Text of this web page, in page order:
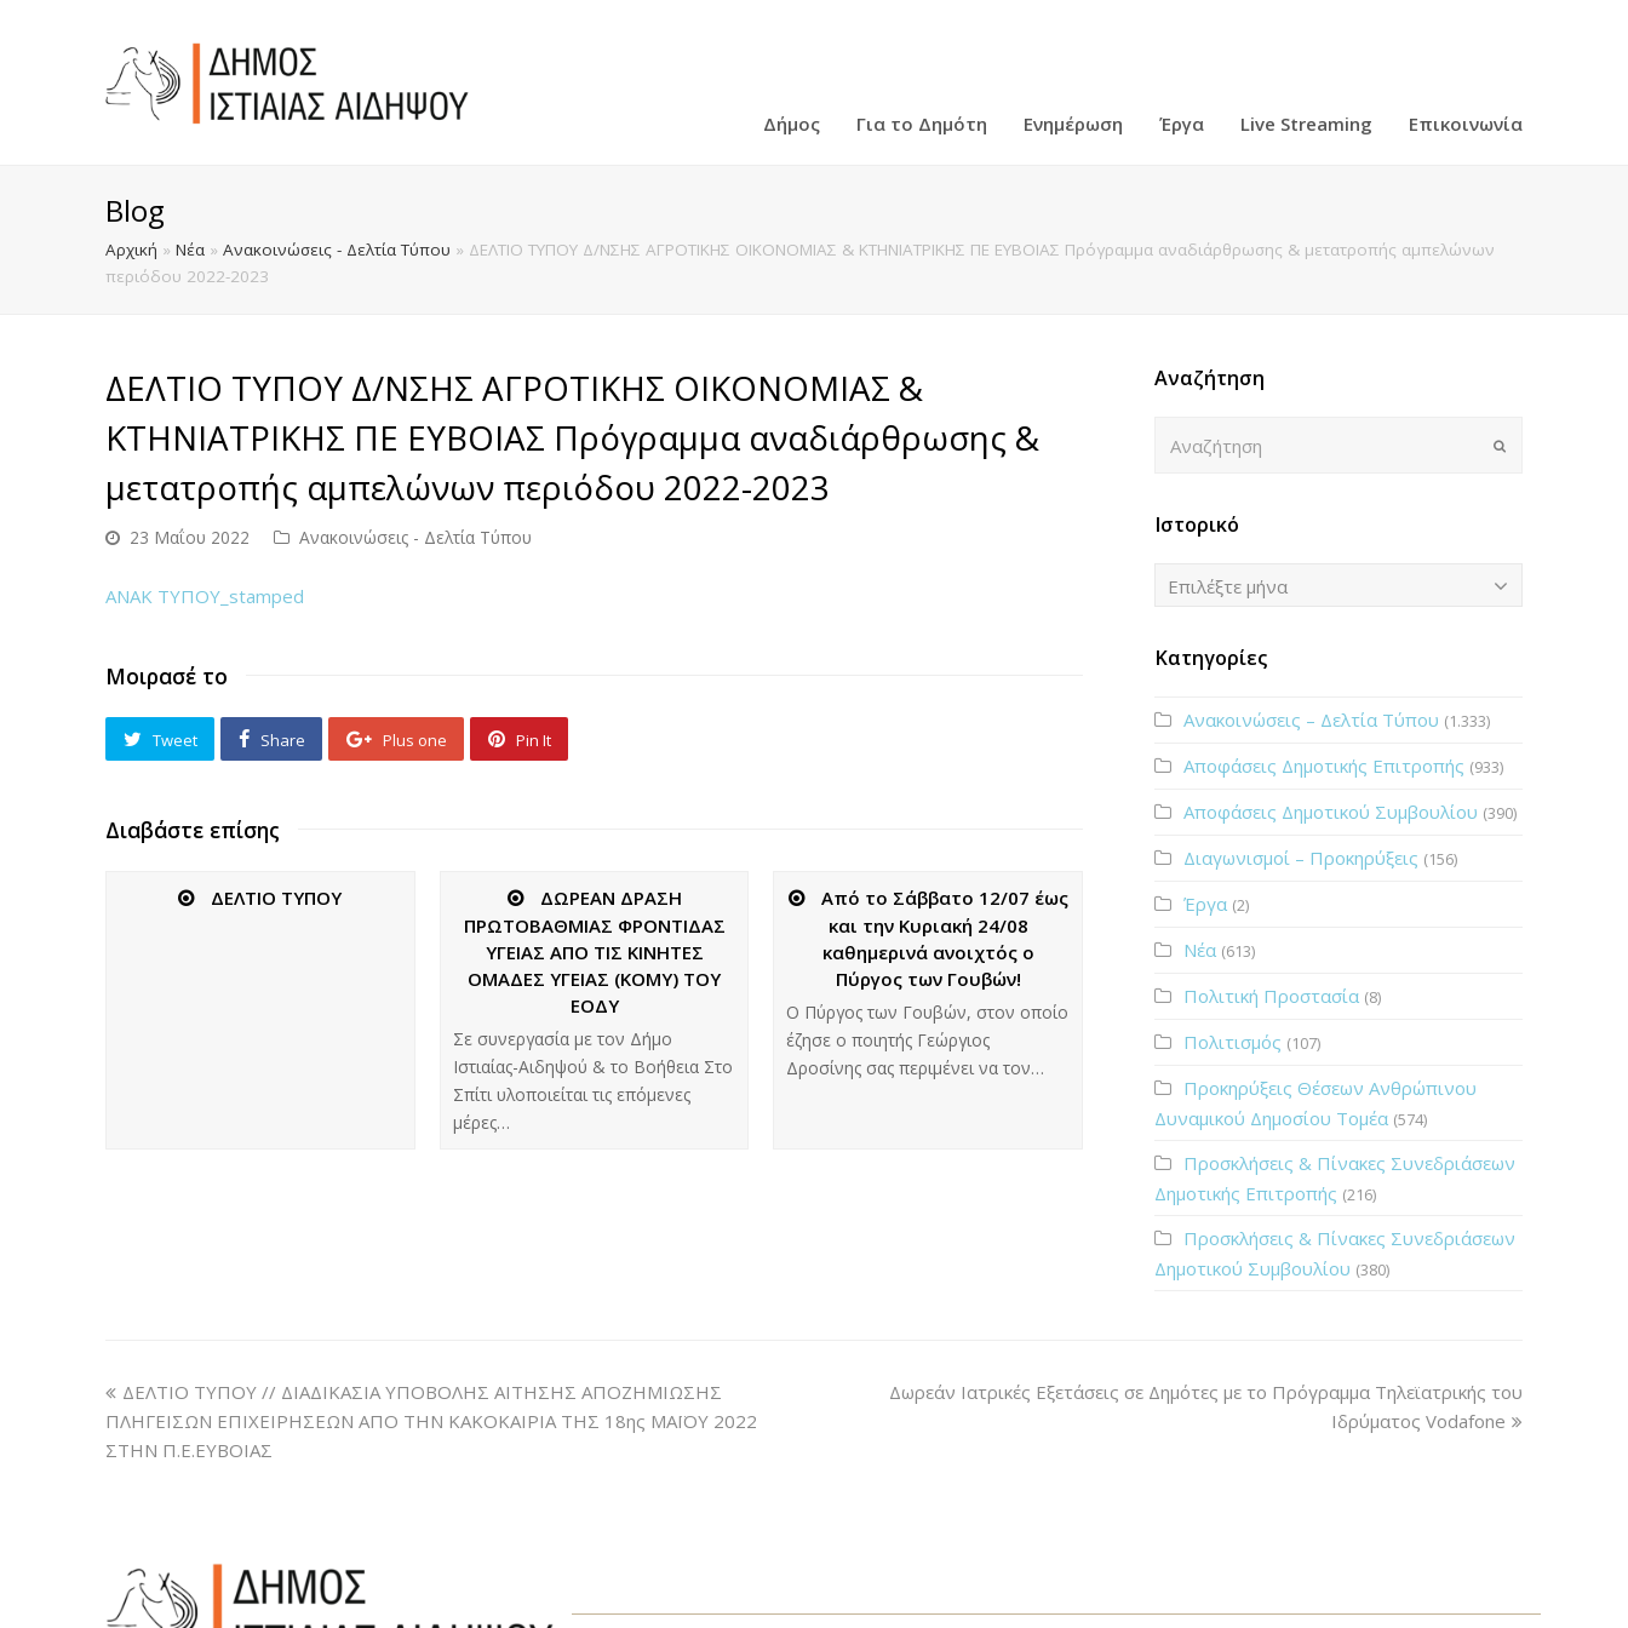
Δήμος Για το Δημότη Ενημέρωση Έργα Live Streaming Επικοινωνία
Blog
Αρχική » Νέα » Ανακοινώσεις - Δελτία Τύπου » ΔΕΛΤΙΟ ΤΥΠΟΥ Δ/ΝΣΗΣ ΑΓΡΟΤΙΚΗΣ ΟΙΚΟΝΟΜΙΑΣ & ΚΤΗΝΙΑΤΡΙΚΗΣ ΠΕ ΕΥΒΟΙΑΣ Πρόγραμμα αναδιάρθρωσης & μετατροπής αμπελώνων
περιόδου 2022-2023
ΔΕΛΤΙΟ ΤΥΠΟΥ Δ/ΝΣΗΣ ΑΓΡΟΤΙΚΗΣ ΟΙΚΟΝΟΜΙΑΣ &
ΚΤΗΝΙΑΤΡΙΚΗΣ ΠΕ ΕΥΒΟΙΑΣ Πρόγραμμα αναδιάρθρωσης &
μετατροπής αμπελώνων περιόδου 2022-2023
23 Μαΐου 2022 Ανακοινώσεις - Δελτία Τύπου
ΑΝΑΚ ΤΥΠΟΥ_stamped
Μοιρασέ το
Tweet Share Plus one Pin It
Διαβάστε επίσης
ΔΕΛΤΙΟ ΤΥΠΟΥ
ΔΩΡΕΑΝ ΔΡΑΣΗ
ΠΡΩΤΟΒΑΘΜΙΑΣ ΦΡΟΝΤΙΔΑΣ
ΥΓΕΙΑΣ ΑΠΟ ΤΙΣ ΚΙΝΗΤΕΣ
ΟΜΑΔΕΣ ΥΓΕΙΑΣ (ΚΟΜΥ) ΤΟΥ
ΕΟΔΥ
Σε συνεργασία με τον Δήμο
Ιστιαίας-Αιδηψού & το Βοήθεια Στο
Σπίτι υλοποιείται τις επόμενες
μέρες…
Από το Σάββατο 12/07 έως
και την Κυριακή 24/08
καθημερινά ανοιχτός ο
Πύργος των Γουβών!
Ο Πύργος των Γουβών, στον οποίο
έζησε ο ποιητής Γεώργιος
Δροσίνης σας περιμένει να τον…
Αναζήτηση
Ιστορικό
Ιστορικό
Επιλέξτε μήνα
Κατηγορίες
Ανακοινώσεις – Δελτία Τύπου (1.333)
Αποφάσεις Δημοτικής Επιτροπής (933)
Αποφάσεις Δημοτικού Συμβουλίου (390)
Διαγωνισμοί – Προκηρύξεις (156)
Έργα (2)
Νέα (613)
Πολιτική Προστασία (8)
Πολιτισμός (107)
Προκηρύξεις Θέσεων Ανθρώπινου
Δυναμικού Δημοσίου Τομέα (574)
Προσκλήσεις & Πίνακες Συνεδριάσεων
Δημοτικής Επιτροπής (216)
Προσκλήσεις & Πίνακες Συνεδριάσεων
Δημοτικού Συμβουλίου (380)
ΔΕΛΤΙΟ ΤΥΠΟΥ // ΔΙΑΔΙΚΑΣΙΑ ΥΠΟΒΟΛΗΣ ΑΙΤΗΣΗΣ ΑΠΟΖΗΜΙΩΣΗΣ
ΠΛΗΓΕΙΣΩΝ ΕΠΙΧΕΙΡΗΣΕΩΝ ΑΠΟ ΤΗΝ ΚΑΚΟΚΑΙΡΙΑ ΤΗΣ 18ης ΜΑΪΟΥ 2022
ΣΤΗΝ Π.Ε.ΕΥΒΟΙΑΣ
Δωρεάν Ιατρικές Εξετάσεις σε Δημότες με το Πρόγραμμα Τηλεϊατρικής του
Ιδρύματος Vodafone